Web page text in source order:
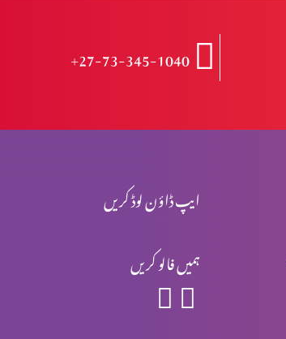
+27-73-345-1040
ایپ ڈاؤن لوڈ کریں
ہمیں فالو کریں